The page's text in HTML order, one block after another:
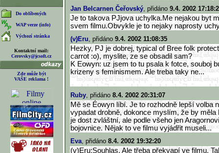
Do oblíbených
WAP verze (info)
Výchozí stránka
Kontaktní mail:
Cerovsky@jcsoft.cz
Zde může být
VAŠE reklama !
Jan Belcarnen Čeřovský, přidáno 9.4. 2002
Je to takova PJjova uchylka.Me nejakou byt
svem filmu.Obvykle je to nejaky naprosty
(v)Eru, přidáno 9.4. 2002 11:08:35
Hezky, PJ je dobrej, typical of Bree folk
carrot :o), myslite, ze se obsadil sam?
K Eowyn: uz jsem to tu psala k fotce, souboj
krizeny s feminismem. Ale treba taky ne...
Ruby, přidáno 8.4. 2002 20:31:07
Mě se Éowyn líbí. Je to rozhodně lepší volba
vypadat drobně, dokonce myslím, že by měla
je dost zvláštní, ale podle všeho jen
bojovnice. Nějak to ve filmu vyjádřit museli...
Eva, přidáno 8.4. 2002 19:32:20
(v)Eru:Souhlas. Ale třeba překvapí ve filmu.